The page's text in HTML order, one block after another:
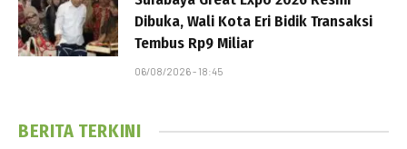
Dibuka, Wali Kota Eri Bidik Transaksi
Tembus Rp9 Miliar
06/08/2026 - 18:45
BERITA TERKINI